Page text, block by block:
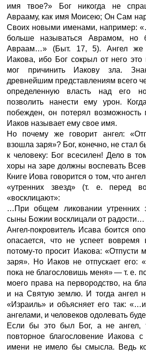
имя твое?» Бог никогда не
Аврааму, как имя Моисею; Он Сам
Своих новыми именами, например:
больше называться Аврамом, но
Авраам…» (Быт. 17, 5). Ангел же
Иакова, ибо Бог сокрыл от него
мог причинить Иакову зла.
древнейшим представлениям всего
определенную власть над его
позволить нанести ему урон.
побежден, он потерял возможность
Иаков называет ему свое имя.
Но почему же говорит ангел:
взошла заря»? Бог, конечно, не стал
к человеку: Бог всесилен! Дело в
хоры на заре должны воспевать
Книге Иова говорится о том, что
«утренних звезд» (т. е. перед
«восклицают»:
…При общем ликовании утренних
сыны Божии восклицали от радости…
Ангел-покровитель Исава боится
опасается, что не успеет вовремя
потому-то просит Иакова: «Отпусти
заря». Но Иаков не отпускает его:
пока не благословишь меня» — т. е.
моего права на первородство, на
и на Святую землю. И тогда ангел
«Израиль» и объясняет его так:
ангелами, и человеков одолевать
Если бы это был Бог, а не ангел,
повторное благословение Иакова
имени не имело бы смысла. Ведь